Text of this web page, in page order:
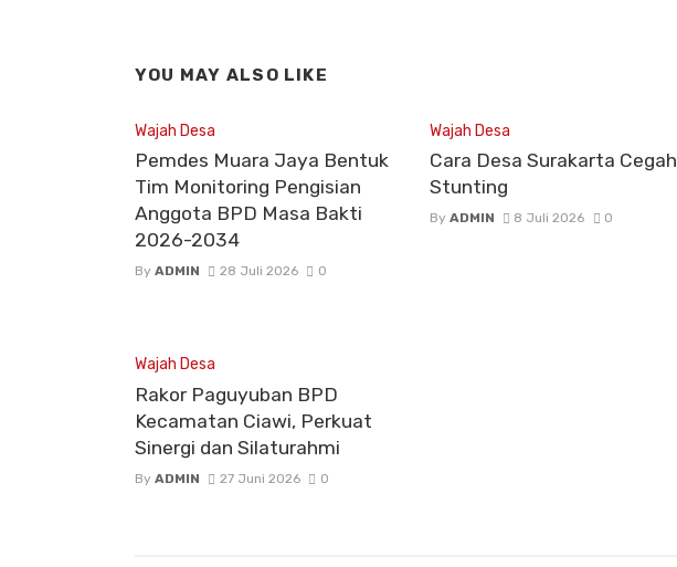
YOU MAY ALSO LIKE
Wajah Desa
Pemdes Muara Jaya Bentuk
Tim Monitoring Pengisian
Anggota BPD Masa Bakti
2026-2034
By ADMIN 28 Juli 2026 0
Wajah Desa
Cara Desa Surakarta Cegah
Stunting
By ADMIN 8 Juli 2026 0
Wajah Desa
Rakor Paguyuban BPD
Kecamatan Ciawi, Perkuat
Sinergi dan Silaturahmi
By ADMIN 27 Juni 2026 0